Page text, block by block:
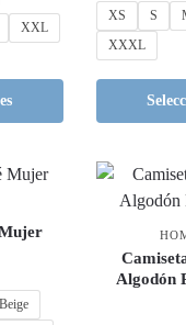
XXL
XS S
XXXL
Beige
Algodón